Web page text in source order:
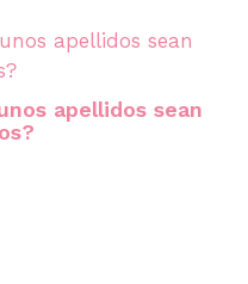
apellidos sean